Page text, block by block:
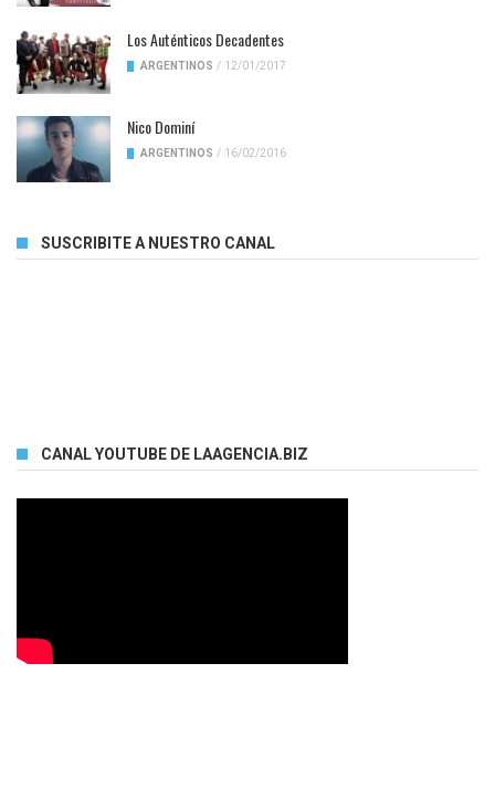
Los Auténticos Decadentes
ARGENTINOS / 12/01/2017
Nico Dominí
ARGENTINOS / 16/02/2016
SUSCRIBITE A NUESTRO CANAL
CANAL YOUTUBE DE LAAGENCIA.BIZ